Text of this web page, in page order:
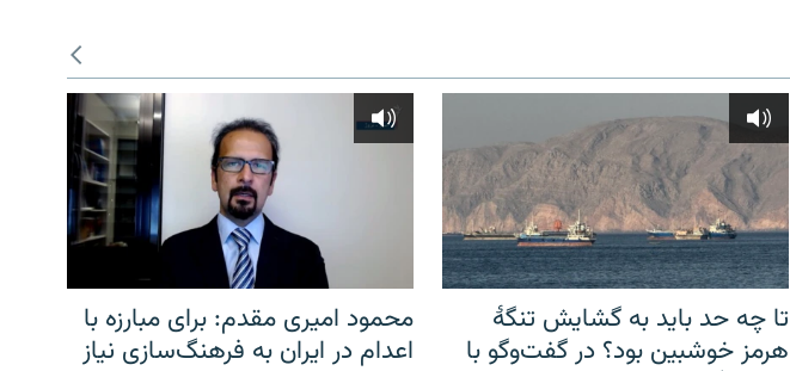
تا چه حد باید به گشایش تنگهٔ
هرمز خوشبین بود؟ در گفت‌وگو با
محمود امیری مقدم: برای مبارزه با
اعدام در ایران به فرهنگ‌سازی نیاز